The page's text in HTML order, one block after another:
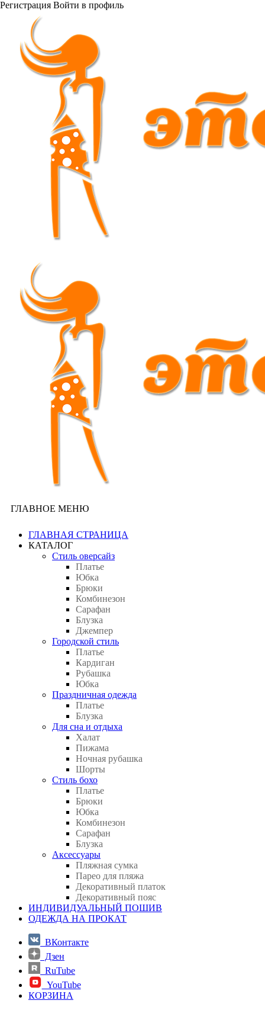
Регистрация Войти в профиль
ГЛАВНОЕ МЕНЮ
ГЛАВНАЯ СТРАНИЦА
КАТАЛОГ
Стиль оверсайз
Платье
Юбка
Брюки
Комбинезон
Сарафан
Блузка
Джемпер
Городской стиль
Платье
Кардиган
Рубашка
Юбка
Праздничная одежда
Платье
Блузка
Для сна и отдыха
Халат
Пижама
Ночная рубашка
Шорты
Стиль бохо
Платье
Брюки
Юбка
Комбинезон
Сарафан
Блузка
Аксессуары
Пляжная сумка
Парео для пляжа
Декоративный платок
Декоративный пояс
ИНДИВИДУАЛЬНЫЙ ПОШИВ
ОДЕЖДА НА ПРОКАТ
ВКонтакте
Дзен
RuTube
YouTube
КОРЗИНА